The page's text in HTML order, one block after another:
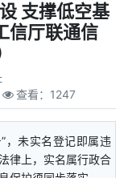
支撑低空基
信厅联通信
查看： 1247
，未实名登记即属违
律上，实名属行政合